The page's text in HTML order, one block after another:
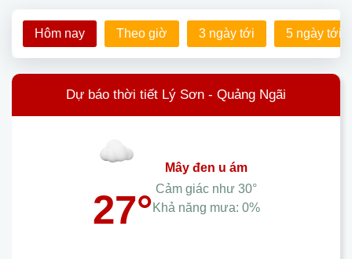
Hôm nay Theo giờ 3 ngày tới 5 ngày tới
Dự báo thời tiết Lý Sơn - Quảng Ngãi
27°
mây đen u ám
Cảm giác như 30°
Khả năng mưa: 0%